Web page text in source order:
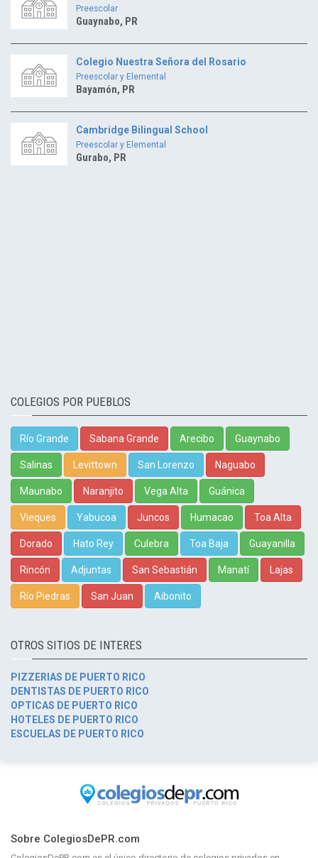
Preescolar
Guaynabo, PR
Colegio Nuestra Señora del Rosario
Preescolar y Elemental
Bayamón, PR
Cambridge Bilingual School
Preescolar y Elemental
Gurabo, PR
COLEGIOS POR PUEBLOS
Río Grande Sabana Grande Arecibo Guaynabo
Salinas Levittown San Lorenzo Naguabo
Maunabo Naranjito Vega Alta Guánica
Vieques Yabucoa Juncos Humacao Toa Alta
Dorado Hato Rey Culebra Toa Baja Guayanilla
Rincón Adjuntas San Sebastián Manatí Lajas
Río Piedras San Juan Aibonito
OTROS SITIOS DE INTERES
PIZZERIAS DE PUERTO RICO
DENTISTAS DE PUERTO RICO
OPTICAS DE PUERTO RICO
HOTELES DE PUERTO RICO
ESCUELAS DE PUERTO RICO
Sobre ColegiosDePR.com